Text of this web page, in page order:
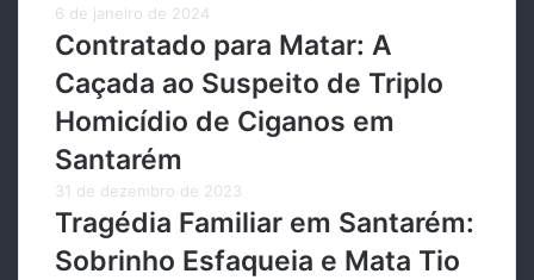
6 de janeiro de 2024
Contratado para Matar: A
Caçada ao Suspeito de Triplo
Homicídio de Ciganos em
Santarém
31 de dezembro de 2023
Tragédia Familiar em Santarém:
Sobrinho Esfaqueia e Mata Tio